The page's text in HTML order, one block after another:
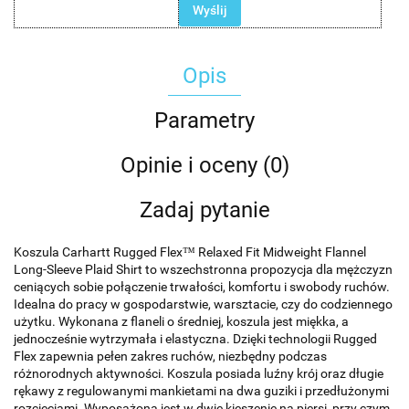
Wyślij
Opis
Parametry
Opinie i oceny (0)
Zadaj pytanie
Koszula Carhartt Rugged Flex™ Relaxed Fit Midweight Flannel
Long-Sleeve Plaid Shirt to wszechstronna propozycja dla mężczyzn
ceniących sobie połączenie trwałości, komfortu i swobody ruchów.
Idealna do pracy w gospodarstwie, warsztacie, czy do codziennego
użytku. Wykonana z flaneli o średniej, koszula jest miękka, a
jednocześnie wytrzymała i elastyczna. Dzięki technologii Rugged
Flex zapewnia pełen zakres ruchów, niezbędny podczas
różnorodnych aktywności. Koszula posiada luźny krój oraz długie
rękawy z regulowanymi mankietami na dwa guziki i przedłużonymi